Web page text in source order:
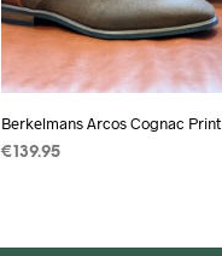
Berkelmans Arcos Cognac Print
€ 139.95
heeft